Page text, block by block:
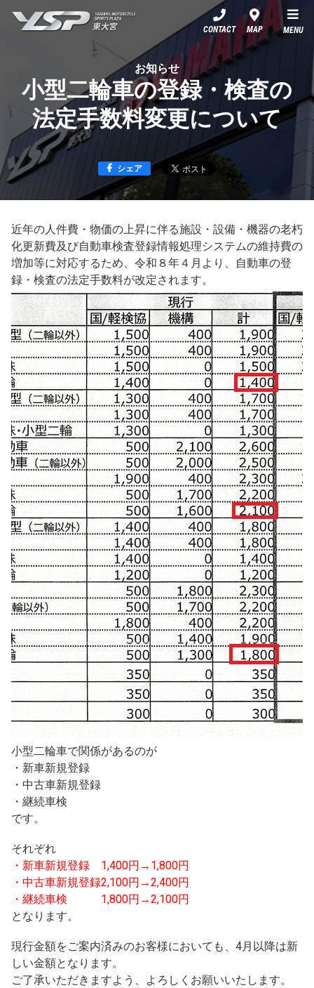
CONTACT MAP MENU
お知らせ
小型二輪車の登録・検査の
法定手数料変更について
シェア
近年の人件費・物価の上昇に伴る施設・設備・機器の老朽
化更新費及び自動車検査登録情報処理システムの維持費の
増加等に対応するため、令和８年４月より、自動車の登
録・検査の法定手数料が改定されます。
小型二輪車で関係があるのが
・新車新規登録
・中古車新規登録
・継続車検
です。
それぞれ
・新車新規登録 1,400円→1,800円
・中古車新規登録2,100円→2,400円
・継続車検 1,800円→2,100円
となります。
現行金額をご案内済みのお客様においても、4月以降は新
しい金額となります。
ご了承いただきますよう、よろしくお願いいたします。